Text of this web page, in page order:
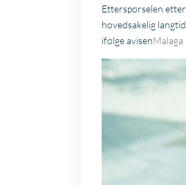
Etterspørselen
hovedsakelig
ifølge avisenMalaga